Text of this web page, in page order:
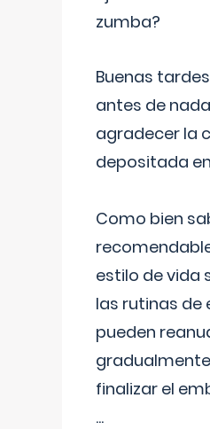
zumba?
Buenas
antes de
agradecer la
depositada
Como bien
estilo de vida
las rutinas de
pueden
finalizar el
...